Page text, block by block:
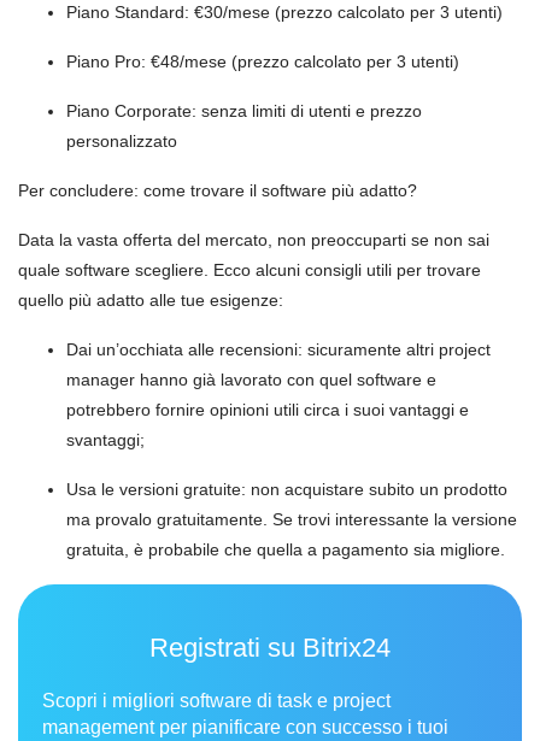
Piano Standard: €30/mese (prezzo calcolato per 3 utenti)
Piano Pro: €48/mese (prezzo calcolato per 3 utenti)
Piano Corporate: senza limiti di utenti e prezzo
personalizzato
Per concludere: come trovare il software più adatto?
Data la vasta offerta del mercato, non preoccuparti se non sai
quale software scegliere. Ecco alcuni consigli utili per trovare
quello più adatto alle tue esigenze:
Dai un’occhiata alle recensioni: sicuramente altri project
manager hanno già lavorato con quel software e
potrebbero fornire opinioni utili circa i suoi vantaggi e
svantaggi;
Usa le versioni gratuite: non acquistare subito un prodotto
ma provalo gratuitamente. Se trovi interessante la versione
gratuita, è probabile che quella a pagamento sia migliore.
Registrati su Bitrix24
Scopri i migliori software di task e project
management per pianificare con successo i tuoi